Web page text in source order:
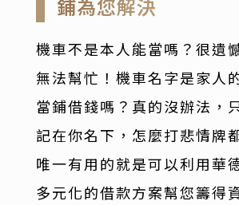
鋪為您解決
機車不是本人能當嗎？很遺
無法幫忙！機車名字是家人
當鋪借錢嗎？真的沒辦法，
記在你名下，怎麼打悲情牌
唯一有用的就是可以利用華
多元化的借款方案幫您籌得